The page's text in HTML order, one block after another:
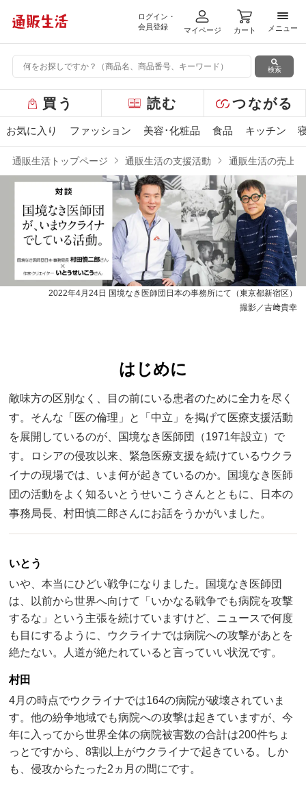
ログイン・
会員登録
マイページ カート
メニ
メニュー
検索
ー
バ
買う 読む つながる
お気に入り ファッション 美容･化粧品 食品 キッチン
通販生活トップページ 通販生活の支援活動 通販生活の売上
2022年4月24日 国境なき医師団日本の事務所にて（東京都新宿区）
撮影／吉﨑貴幸
はじめに
敵味方の区別なく、目の前にいる患者のために全力を尽く
す。そんな「医の倫理」と「中立」を掲げて医療支援活動
を展開しているのが、国境なき医師団（1971年設立）で
す。ロシアの侵攻以来、緊急医療支援を続けているウクラ
イナの現場では、いま何が起きているのか。国境なき医師
団の活動をよく知るいとうせいこうさんとともに、日本の
事務局長、村田慎二郎さんにお話をうかがいました。
いとう
いや、本当にひどい戦争になりました。国境なき医師団
は、以前から世界へ向けて「いかなる戦争でも病院を攻撃
するな」という主張を続けていますけど、ニュースで何度
も目にするように、ウクライナでは病院への攻撃があとを
絶たない。人道が絶たれていると言っていい状況です。
村田
4月の時点でウクライナでは164の病院が破壊されていま
す。他の紛争地域でも病院への攻撃は起きていますが、今
年に入ってから世界全体の病院被害数の合計は200件ちょ
っとですから、8割以上がウクライナで起きている。しか
も、侵攻からたった2ヵ月の間にです。